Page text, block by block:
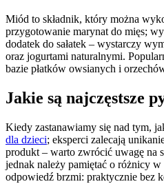
Miód to składnik, który można
przygotowanie marynat do mięs;
dodatek do sałatek – wystarczy
oraz jogurtami naturalnymi.
bazie płatków owsianych i
Jakie są najczęstsze
Kiedy zastanawiamy się nad tym,
dla dzieci; eksperci zalecają
produkt – warto zwrócić uwagę na
jednak należy pamiętać o różnicy
odpowiedź brzmi: praktycznie bez